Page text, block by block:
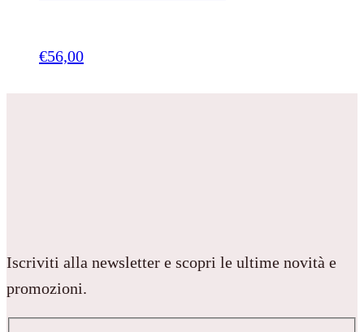
€56,00
Iscriviti alla newsletter e scopri le ultime novità e
promozioni.